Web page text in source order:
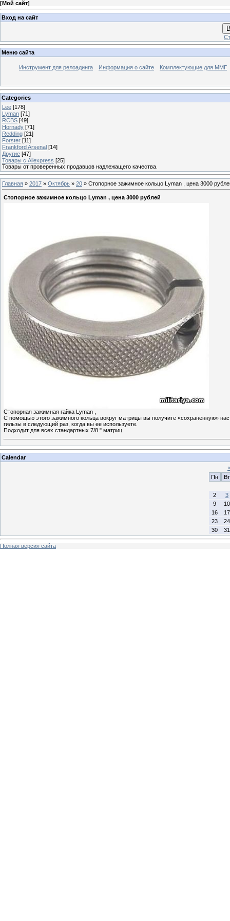
[Мой сайт]
Вход на сайт
Меню сайта
Инструмент для релоадинга Информация о сайте Комплектующие для ММГ
Categories
Lee [178]
Lyman [71]
RCBS [49]
Hornady [71]
Redding [21]
Forster [11]
Frankford Arsenal [14]
Другие [47]
Товары с Aliexpress [25]
Товары от проверенных продавцов надлежащего качества.
Главная » 2017 » Октябрь » 20 » Стопорное зажимное кольцо Lyman , цена 3000
Стопорное зажимное кольцо Lyman , цена 3000 рублей
Стопорная зажимная гайка Lyman ,
С помощью этого зажимного кольца вокруг матрицы вы получите «сохраненную»
гильзы в следующий раз, когда вы ее используете.
Подходит для всех стандартных 7/8 " матриц.
Calendar
«
Пн
Вт
2
3
9
10
16
17
23
24
30
31
Полная версия сайта